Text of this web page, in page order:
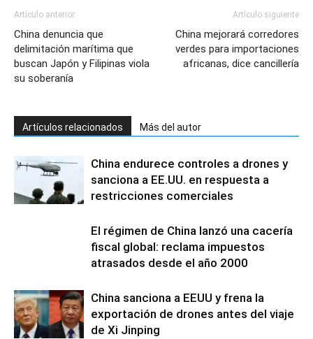
Artículo anterior
China denuncia que
delimitación marítima que
buscan Japón y Filipinas viola
su soberanía
Artículo siguiente
China mejorará corredores
verdes para importaciones
africanas, dice cancillería
Artículos relacionados Más del autor
China endurece controles a drones y
sanciona a EE.UU. en respuesta a
restricciones comerciales
El régimen de China lanzó una cacería
fiscal global: reclama impuestos
atrasados desde el año 2000
China sanciona a EEUU y frena la
exportación de drones antes del viaje
de Xi Jinping